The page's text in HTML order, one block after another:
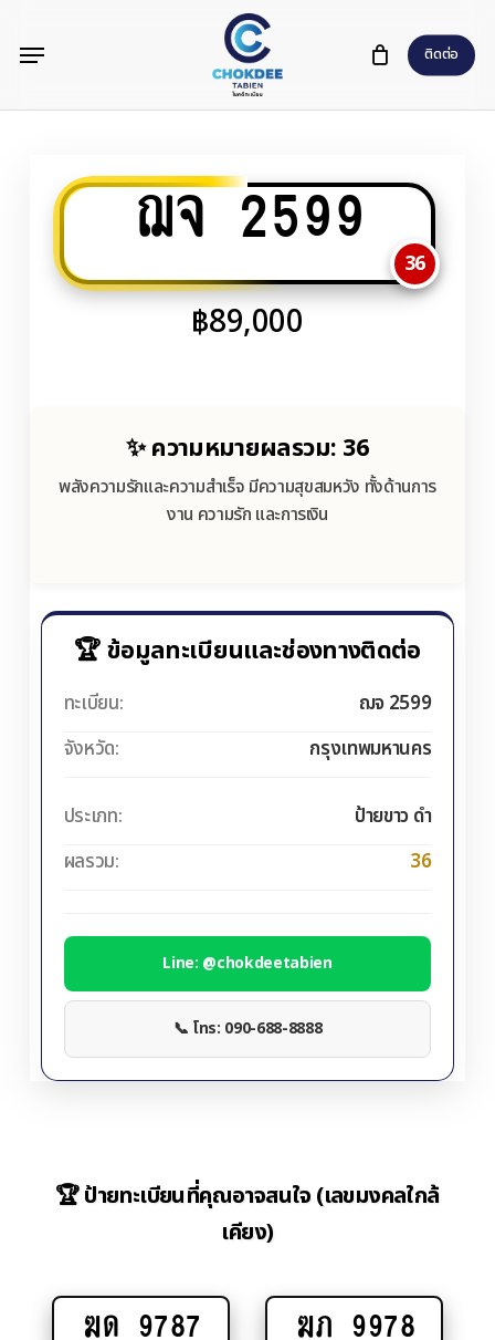
content
ติดต่อ
Menu
ฌจ 2599
36
฿89,000
✨ ความหมายผลรวม: 36
พลังความรักและความสำเร็จ มีความสุขสมหวัง ทั้งด้านการ
งาน ความรัก และการเงิน
🏆 ข้อมูลทะเบียนและช่องทางติดต่อ
ทะเบียน:
ฌจ 2599
จังหวัด:
กรุงเทพมหานคร
ประเภท:
ป้ายขาว ดำ
ผลรวม:
36
Line: @chokdeetabien
📞 โทร: 090-688-8888
🏆 ป้ายทะเบียนที่คุณอาจสนใจ (เลขมงคลใกล้
เคียง)
Add
ฆด 9787
Add
ฆภ 9978